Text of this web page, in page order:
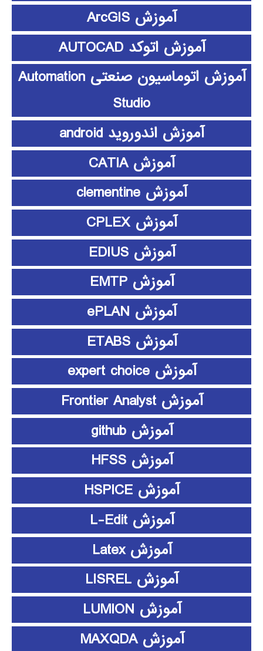
آموزش ArcGIS
آموزش اتوکد AUTOCAD
آموزش اتوماسیون صنعتی Automation
Studio
آموزش اندوروید android
آموزش CATIA
آموزش clementine
آموزش CPLEX
آموزش EDIUS
آموزش EMTP
آموزش ePLAN
آموزش ETABS
آموزش expert choice
آموزش Frontier Analyst
آموزش github
آموزش HFSS
آموزش HSPICE
آموزش L-Edit
آموزش Latex
آموزش LISREL
آموزش LUMION
آموزش MAXQDA